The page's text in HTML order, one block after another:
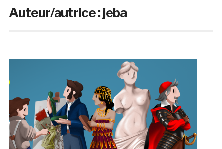
Auteur/autrice :jeba